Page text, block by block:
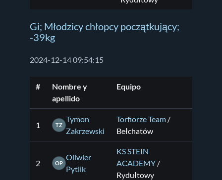
Gi; Młodzicy chłopcy początkujący;
-39kg
2024-12-14 09:54:15
#
Nombre y
apellido
Equipo
1 TZ
Tymon
Zakrzewski
Torfiorze Team /
Bełchatów
2 OP
Oliwier
Pytlik
KS STEIN
ACADEMY /
Rydułtowy